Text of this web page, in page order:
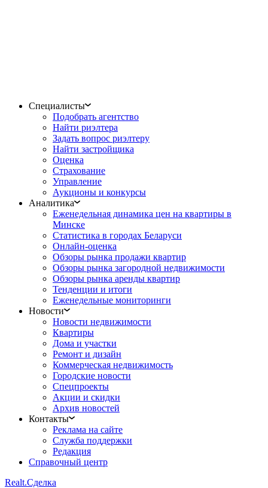
Специалисты
Подобрать агентство
Найти риэлтера
Задать вопрос риэлтеру
Найти застройщика
Оценка
Страхование
Управление
Аукционы и конкурсы
Аналитика
Еженедельная динамика цен на квартиры в
Минске
Статистика в городах Беларуси
Онлайн-оценка
Обзоры рынка продажи квартир
Обзоры рынка загородной недвижимости
Обзоры рынка аренды квартир
Тенденции и итоги
Еженедельные мониторинги
Новости
Новости недвижимости
Квартиры
Дома и участки
Ремонт и дизайн
Коммерческая недвижимость
Городские новости
Спецпроекты
Акции и скидки
Архив новостей
Контакты
Реклама на сайте
Служба поддержки
Редакция
Справочный центр
Realt.Сделка